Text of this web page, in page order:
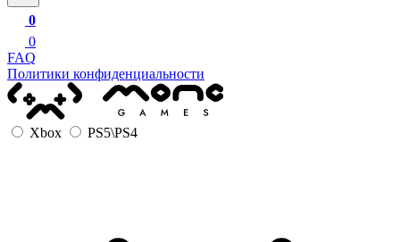
0
0
FAQ
Политики конфиденциальности
Xbox PS5\PS4